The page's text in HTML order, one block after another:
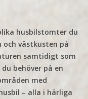
husbilstomter du
och västkusten på
samtidigt som
behöver på en
med
– alla i härliga